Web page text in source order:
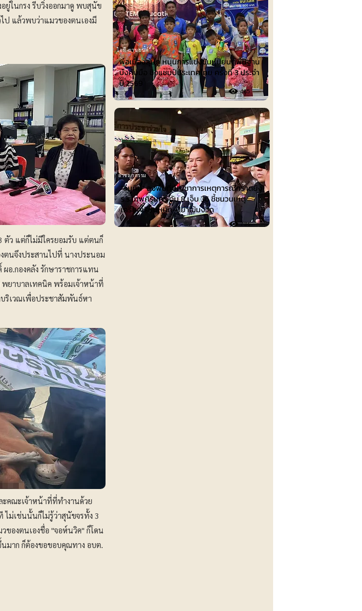
ยู่ในกรง รีบวิ่งออกมาดู พบสุนัข
ไป แล้วพบว่าแมวของตนเองมี
ตัว แต่ก็ไม่มีใครยอมรับ แต่ตนก็
ตนจึงประสานไปที่ นางประนอม
อ.กองคลัง รักษาราชการแทน
าบาลเทคนิค พร้อมเจ้าหน้าที่
ริเวณเพื่อประชาสัมพันธ์หา
คณะเจ้าหน้าที่ที่ทำงานด้วย
ไม่เช่นนั้นก็ไม่รู้ว่าสุนัขจรทั้ง 3
ของตนเองชื่อ "จอห์นวิค" ก็โดน
มาก ก็ต้องขอขอบคุณทาง อบต.
"อนุทิน" ลงพื้นที่บัญชาการเหตุการณ์กราดยิง
ร.ร.เทพศิรินทร์ ดับ 8 เจ็บ 36 ชี้ชนวนเหตุ
เครียดเรียนหนัก-ปู่ย่าเข้มงวด
อาชญากรรม
ไอที-ยานยนต์
พ่อเมืองลุ่มภู หนุนการแข่งขันหุ่นยนต์พื้นฐาน
บังคับมือ ชิงแชมป์ประเทศไทย ครั้งที่ 3 ประจำ
ปี 2569
485
736